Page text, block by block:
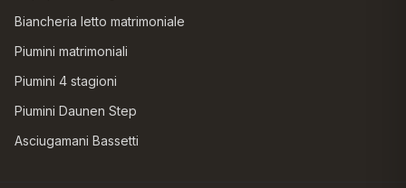
Biancheria letto matrimoniale
Piumini matrimoniali
Piumini 4 stagioni
Piumini Daunen Step
Asciugamani Bassetti